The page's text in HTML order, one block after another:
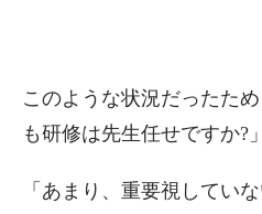
このような状況だったた
も研修は先生任せですか?
「あまり、重要視してい